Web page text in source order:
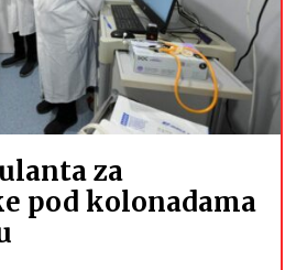
za
pod kolonadama